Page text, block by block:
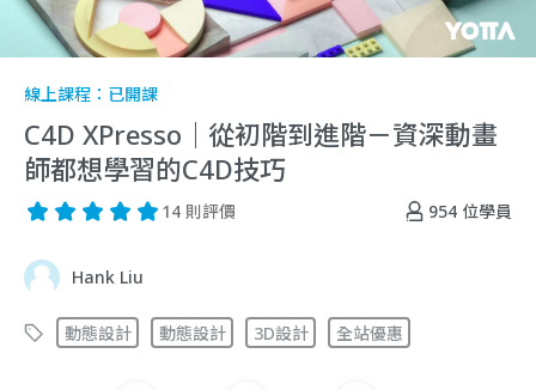
線上課程： 已開課
C4D XPresso｜從初階到進階－資深動畫
師都想學習的C4D技巧
954 位學員
14 則評價
Hank Liu
動態設計 動態設計 3D設計 全站優惠